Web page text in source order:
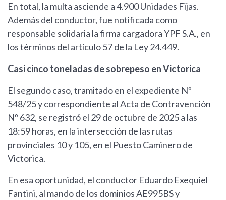
En total, la multa asciende a 4.900 Unidades Fijas.
Además del conductor, fue notificada como
responsable solidaria la firma cargadora YPF S.A., en
los términos del artículo 57 de la Ley 24.449.
Casi cinco toneladas de sobrepeso en Victorica
El segundo caso, tramitado en el expediente Nº
548/25 y correspondiente al Acta de Contravención
Nº 632, se registró el 29 de octubre de 2025 a las
18:59 horas, en la intersección de las rutas
provinciales 10 y 105, en el Puesto Caminero de
Victorica.
En esa oportunidad, el conductor Eduardo Exequiel
Fantini, al mando de los dominios AE995BS y